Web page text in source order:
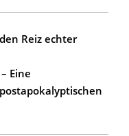
Reiz echter
Eine